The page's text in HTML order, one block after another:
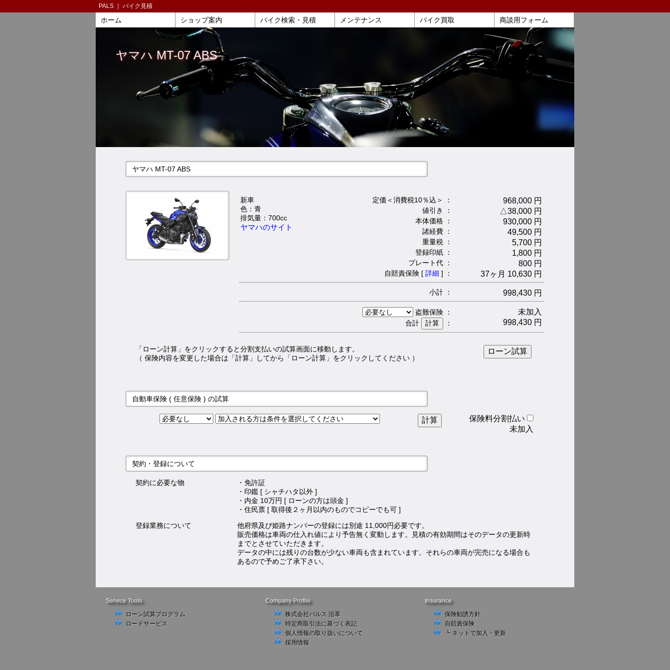
PALS ｜ バイク見積
ホーム ショップ案内 バイク検索・見積 メンテナンス バイク買取 商談用フォーム
ヤマハ MT-07 ABS
ヤマハ MT-07 ABS
新車
色：青
排気量：700cc
ヤマハのサイト
定価＜消費税10％込＞ ： 968,000 円
値引き ： △38,000 円
本体価格 ： 930,000 円
諸経費 ： 49,500 円
重量税 ： 5,700 円
登録印紙 ： 1,800 円
プレート代 ： 800 円
自賠責保険 [ 詳細 ] ： 37ヶ月 10,630 円
小計 ： 998,430 円
盗難保険 ： 未加入
合計 ： 998,430 円
「ローン計算」をクリックすると分割支払いの試算画面に移動します。
（ 保険内容を変更した場合は「計算」してから「ローン計算」をクリックしてください ）
自動車保険 ( 任意保険 ) の試算
保険料分割払い
未加入
契約・登録について
契約に必要な物
・免許証
・印鑑 [ シャチハタ以外 ]
・内金 10万円 [ ローンの方は頭金 ]
・住民票 [ 取得後２ヶ月以内のものでコピーでも可 ]
登録業務について
他府県及び姫路ナンバーの登録には別途 11,000円必要です。
販売価格は車両の仕入れ値により予告無く変動します。見積の有効期間はそのデータの更新時
までとさせていただきます。
データの中には残りの台数が少ない車両も含まれています。それらの車両が完売になる場合も
あるので予めご了承下さい。
Service Tools
ローン試算プログラム
ロードサービス
Company Profile
株式会社パルス 沿革
特定商取引法に基づく表記
個人情報の取り扱いについて
採用情報
Insurance
保険勧誘方針
自賠責保険
┗ ネットで加入・更新